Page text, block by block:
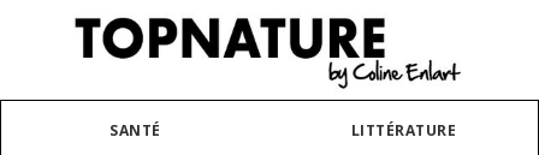
SANTÉ
LITTÉRATURE